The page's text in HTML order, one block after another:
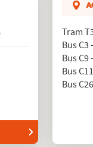
Tram
Bus
Bus
Bus
Bus